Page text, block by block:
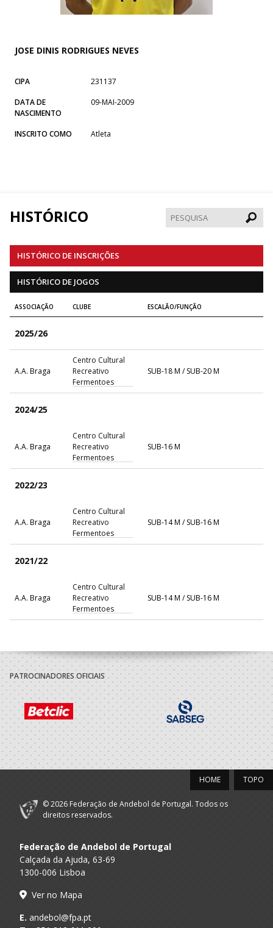
JOSE DINIS RODRIGUES NEVES
CIPA
231137
DATA DE
NASCIMENTO
09-MAI-2009
INSCRITO COMO Atleta
HISTÓRICO
HISTÓRICO DE INSCRIÇÕES
HISTÓRICO DE JOGOS
ASSOCIAÇÃO CLUBE ESCALÃO/FUNÇÃO
2025/26
A.A. Braga
Centro Cultural
Recreativo
Fermentoes
SUB-18 M / SUB-20 M
2024/25
A.A. Braga
Centro Cultural
Recreativo
Fermentoes
SUB-16 M
2022/23
A.A. Braga
Centro Cultural
Recreativo
Fermentoes
SUB-14 M / SUB-16 M
2021/22
A.A. Braga
Centro Cultural
Recreativo
Fermentoes
SUB-14 M / SUB-16 M
A.A. Braga
Centro Cultural
Recreativo
Fermentoes
SUB-13 M / SUB-15 M
2019/20
A.A. Braga
Centro Cultural
Recreativo
Fermentoes
Minis M / Infantis M
Centro Cultural
2017/18
A.A. Braga
Recreativo
PATROCINADORES OFICIAIS
TOPO
HOME
© 2026 Federação de Andebol de Portugal. Todos os
direitos reservados.
Federação de Andebol de Portugal
Calçada da Ajuda, 63-69
1300-006 Lisboa
Ver no Mapa
E. andebol@fpa.pt